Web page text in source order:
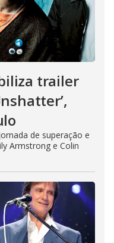
trailer
de superação e
Armstrong e Colin